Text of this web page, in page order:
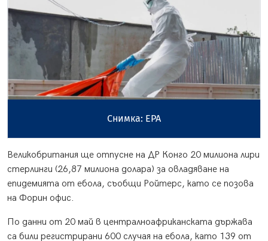
Снимка: EPA
Великобритания ще отпусне на ДР Конго 20 милиона лири
стерлинги (26,87 милиона долара) за овладяване на
епидемията от ебола, съобщи Ройтерс, като се позова
на Форин офис.
По данни от 20 май в централноафриканската държава
са били регистрирани 600 случая на ебола, като 139 от